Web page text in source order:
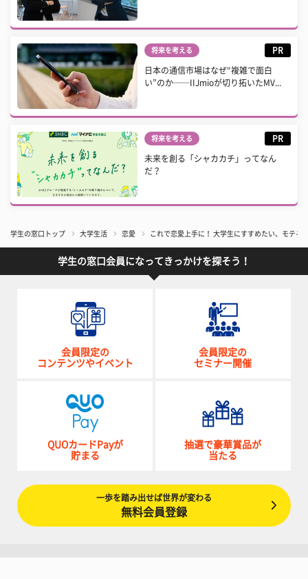
将来を考える PR
日本の通信市場はなぜ“複雑で面白
い”のか──IIJmioが切り拓いたMV...
将来を考える PR
未来を創る「シャカカチ」ってなん
だ？
学生の窓口トップ 大学生活 恋愛 これで恋愛上手に！ 大学生にすすめたい、モテる
学生の窓口会員になってきっかけを探そう！
会員限定の
コンテンツやイベント
会員限定の
セミナー開催
QUOカードPayが
貯まる
抽選で豪華賞品が
当たる
一歩を踏み出せば世界が変わる
無料会員登録